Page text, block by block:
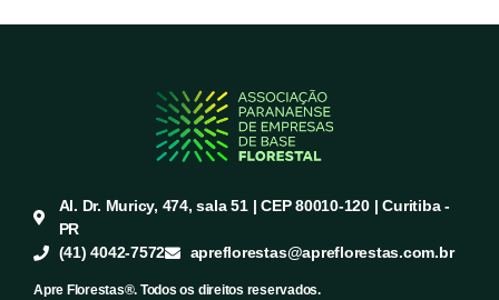
Al. Dr. Muricy, 474, sala 51 | CEP 80010-120 | Curitiba -
PR
(41) 4042-7572
apreflorestas@apreflorestas.com.br
Apre Florestas®. Todos os direitos reservados.